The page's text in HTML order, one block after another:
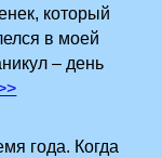
который
в моей
– день
года. Когда